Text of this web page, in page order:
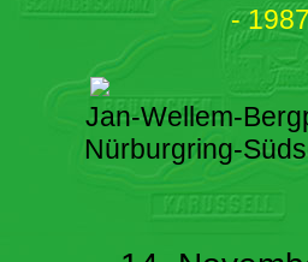
-
Jan-Wellem-
Nürburgring-